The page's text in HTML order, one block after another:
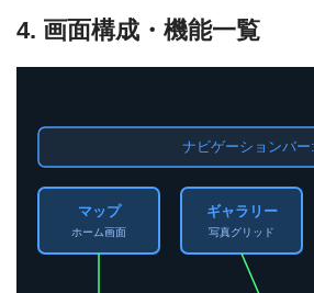
4. 画面構成・機能一覧
ナビゲーションバ
マップ
ホーム画面
ギャラリー
写真グリッド